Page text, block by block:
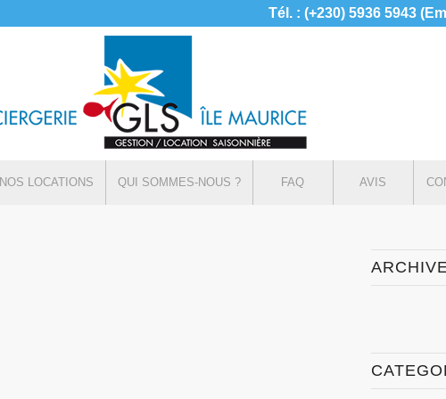
Tél. : (+230) 5936 5943
NOS LOCATIONS QUI SOMMES-NOUS ? FAQ AVIS